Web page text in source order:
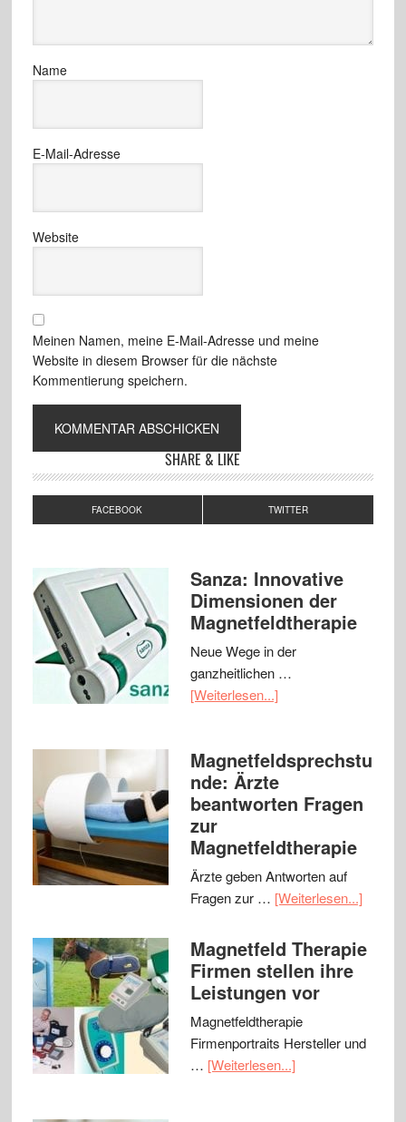
Name
E-Mail-Adresse
Website
Meinen Namen, meine E-Mail-Adresse und meine
Website in diesem Browser für die nächste
Kommentierung speichern.
SHARE & LIKE
FACEBOOK TWITTER
Sanza: Innovative
Dimensionen der
Magnetfeldtherapie
Neue Wege in der
ganzheitlichen …
[Weiterlesen...]
Magnetfeldsprechstu
nde: Ärzte
beantworten Fragen
zur
Magnetfeldtherapie
Ärzte geben Antworten auf
Fragen zur … [Weiterlesen...]
Magnetfeld Therapie
Firmen stellen ihre
Leistungen vor
Magnetfeldtherapie
Firmenportraits Hersteller und
… [Weiterlesen...]